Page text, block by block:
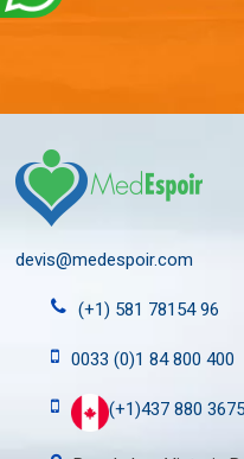
devis@medespoir.com
(+1) 581 78154 96
0033 (0)1 84 800 400
(+1)437 880 3675